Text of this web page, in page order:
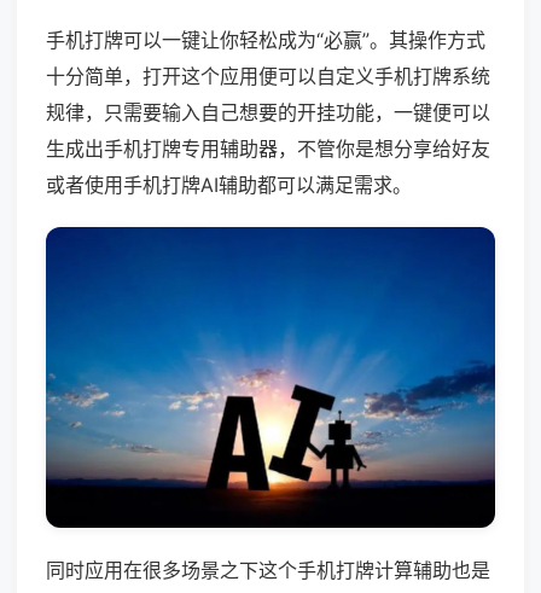
手机打牌可以一键让你轻松成为“必赢”。其操作方式
十分简单，打开这个应用便可以自定义手机打牌系统
规律，只需要输入自己想要的开挂功能，一键便可以
生成出手机打牌专用辅助器，不管你是想分享给好友
或者使用手机打牌AI辅助都可以满足需求。
同时应用在很多场景之下这个手机打牌计算辅助也是